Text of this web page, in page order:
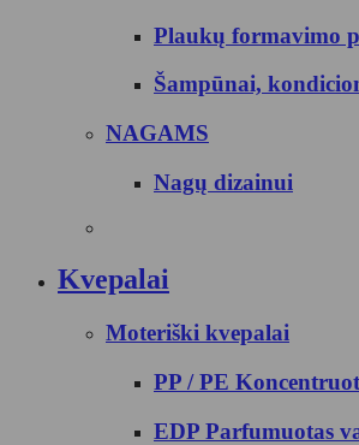
Plaukų formavimo
Šampūnai,
NAGAMS
Nagų dizainui
Kvepalai
Moteriški kvepalai
PP / PE
EDP Parfumuotas